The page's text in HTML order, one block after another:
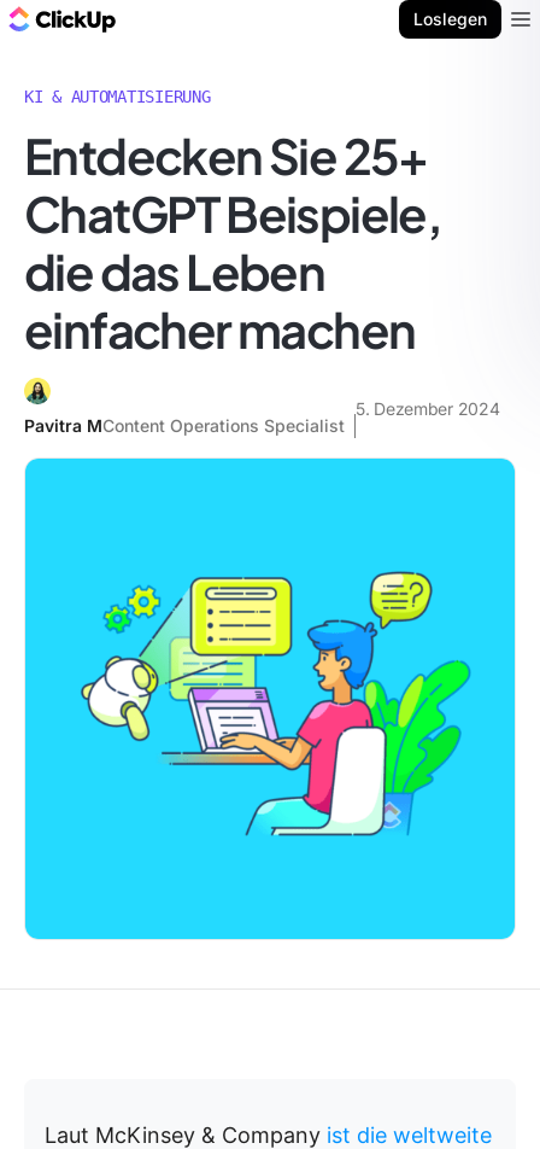
Loslegen
KI & AUTOMATISIERUNG
Entdecken Sie 25+
ChatGPT Beispiele,
die das Leben
einfacher machen
Pavitra MContent Operations Specialist
5. Dezember 2024
Laut McKinsey & Company ist die weltweite